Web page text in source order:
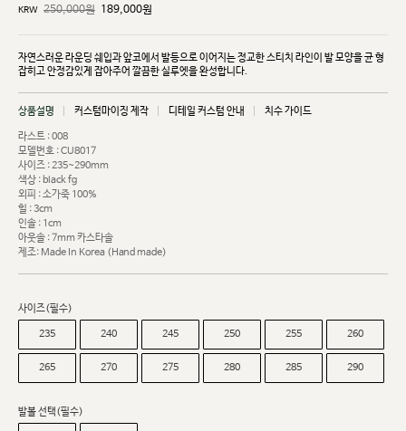
KRW 250,000원 189,000원
자연스러운 라운딩 쉐입과 앞코에서 발등으로 이어지는 정교한 스티치 라인이 발 모양을 균형
잡히고안정감있게 잡아주어 깔끔한 실루엣을 완성합니다.
상품설명 커스텀마이징 제작 디테일 커스텀 안내 치수 가이드
라스트 : 008
모델번호 : CU8017
사이즈 : 235~290mm
색상 : black fg
외피 : 소가죽 100%
힐 : 3cm
인솔 : 1cm
아웃솔 : 7mm 카스타솔
제조: Made In Korea (Hand made)
사이즈(필수)
235 240 245 250 255 260
265 270 275 280 285 290
발볼 선택(필수)